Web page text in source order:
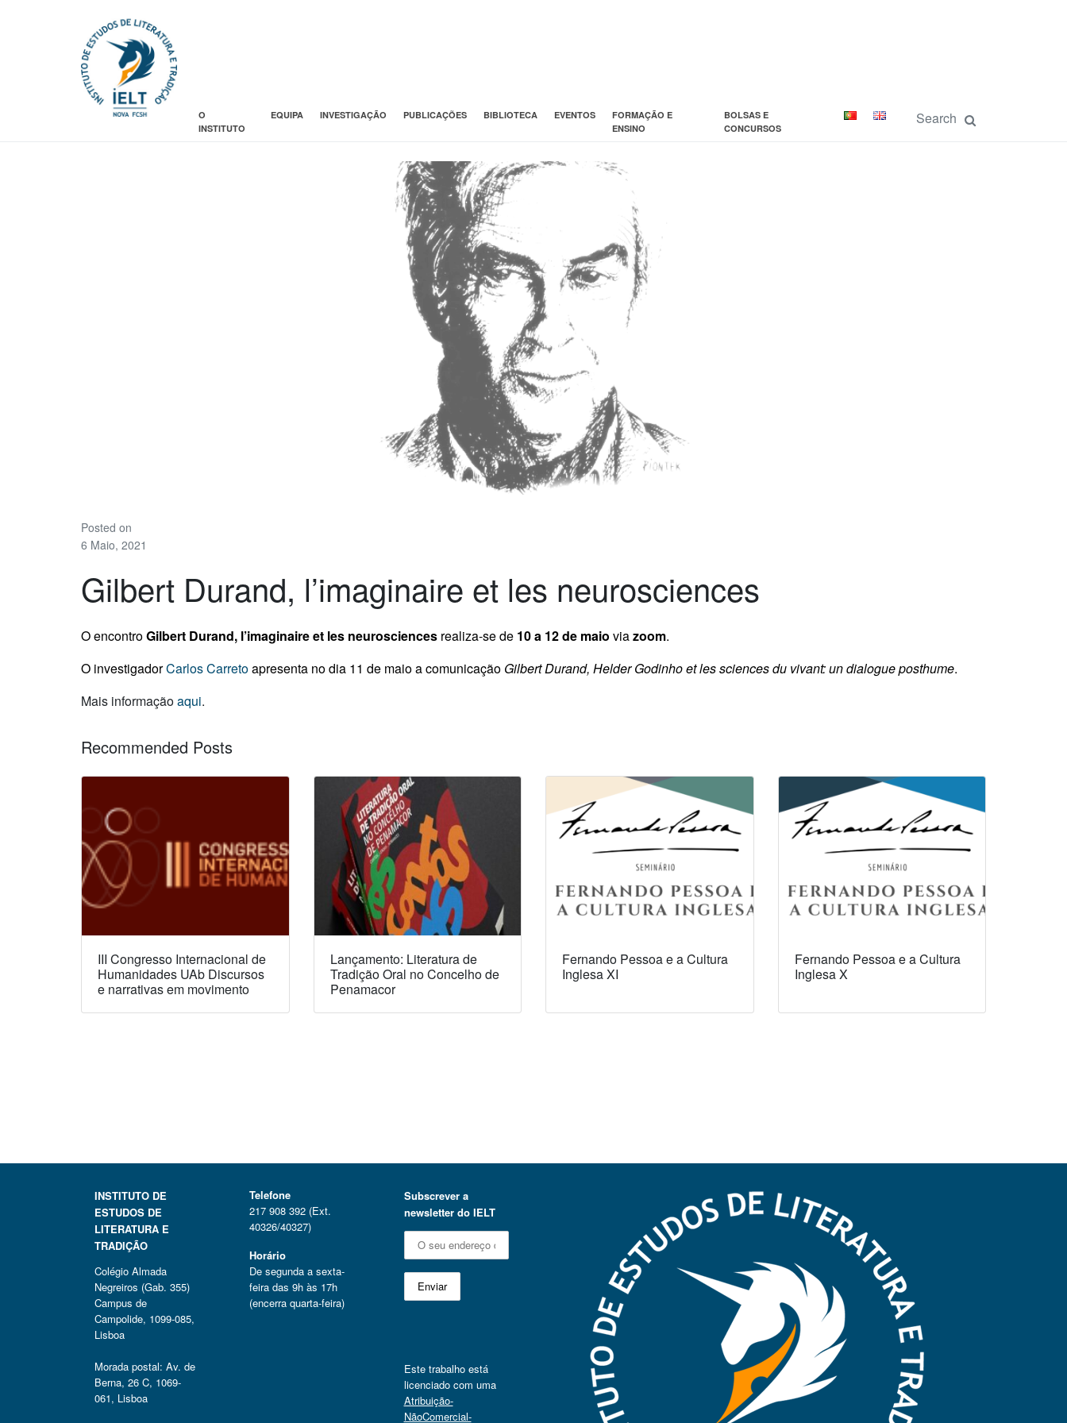
O
INSTITUTO
EQUIPA INVESTIGAÇÃO PUBLICAÇÕES BIBLIOTECA EVENTOS
FORMAÇÃO E
ENSINO
BOLSAS E
CONCURSOS
Posted on
6 Maio, 2021
Gilbert Durand, l’imaginaire et les neurosciences
O encontroGilbert Durand, l’imaginaire et les neurosciences realiza-se de 10 a 12 de maio viazoom.
O investigadorCarlos Carretoapresenta no dia 11 de maio a comunicação Gilbert Durand, Helder Godinho et les sciences du vivant: un dialogue posthume.
Mais informaçãoaqui.
Recommended Posts
III Congresso Internacional de
Humanidades UAb Discursos
e narrativas em movimento
Lançamento: Literatura de
Tradição Oral no Concelho de
Penamacor
Fernando Pessoa e a Cultura
Inglesa XI
Fernando Pessoa e a Cultura
Inglesa X
INSTITUTO DE
ESTUDOS DE
LITERATURA E
TRADIÇÃO
Colégio Almada
Negreiros (Gab. 355)
Campus de
Campolide, 1099-085,
Lisboa
Morada postal: Av. de
Berna, 26 C, 1069-
061, Lisboa
Telefone
217 908 392 (Ext.
40326/40327)
Horário
De segunda a sexta-
feira das 9h às 17h
(encerra quarta-feira)
Subscrever a
newsletter do IELT
Este trabalho está
licenciado com uma
Atribuição-
NãoComercial-